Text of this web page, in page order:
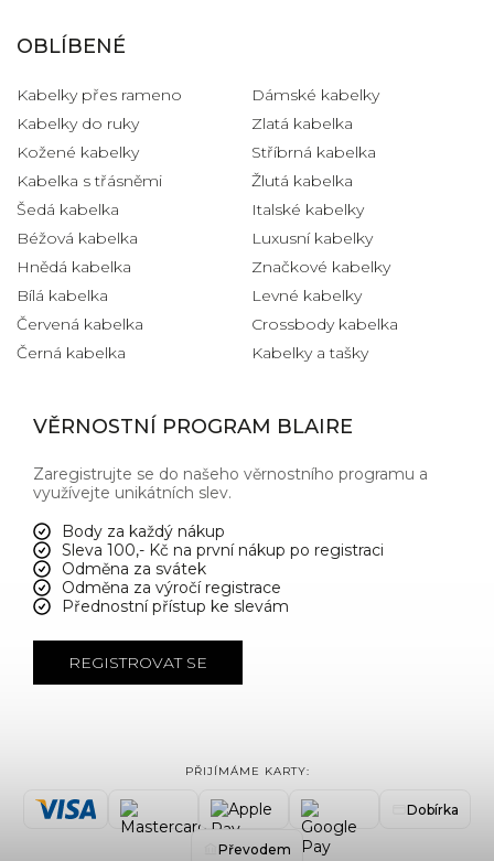
OBLÍBENÉ
Kabelky přes rameno
Kabelky do ruky
Kožené kabelky
Kabelka s třásněmi
Šedá kabelka
Béžová kabelka
Hnědá kabelka
Bílá kabelka
Červená kabelka
Černá kabelka
Dámské kabelky
Zlatá kabelka
Stříbrná kabelka
Žlutá kabelka
Italské kabelky
Luxusní kabelky
Značkové kabelky
Levné kabelky
Crossbody kabelka
Kabelky a tašky
VĚRNOSTNÍ PROGRAM BLAIRE
Zaregistrujte se do našeho věrnostního programu a
využívejte unikátních slev.
Body za každý nákup
Sleva 100,- Kč na první nákup po registraci
Odměna za svátek
Odměna za výročí registrace
Přednostní přístup ke slevám
REGISTROVAT SE
PŘIJÍMÁME KARTY:
Dobírka
Převodem